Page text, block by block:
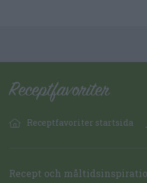
Receptfavoriter startsida
Recept och